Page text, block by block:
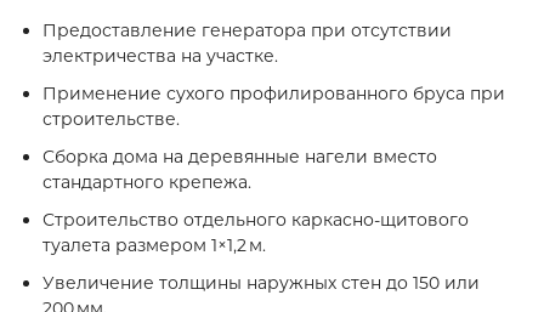
Предоставление генератора при отсутствии
электричества на участке.
Применение сухого профилированного бруса при
строительстве.
Сборка дома на деревянные нагели вместо
стандартного крепежа.
Строительство отдельного каркасно‑щитового
туалета размером 1×1,2 м.
Увеличение толщины наружных стен до 150 или